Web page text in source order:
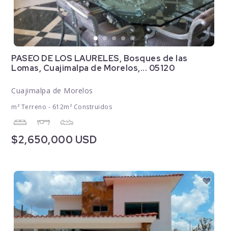
PASEO DE LOS LAURELES, Bosques de las
Lomas, Cuajimalpa de Morelos,... 05120
Cuajimalpa de Morelos
m² Terreno - 612m² Construidos
$2,650,000 USD